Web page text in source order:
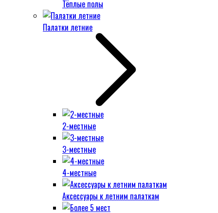
Тёплые полы
Палатки летние
2-местные
3-местные
4-местные
Аксессуары к летним палаткам